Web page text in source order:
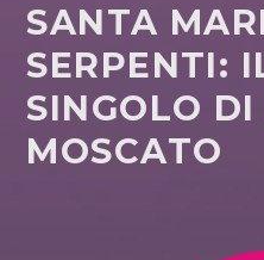
CERCA
SANTA
SERPENTI:
SINGOLO
MOSCATO